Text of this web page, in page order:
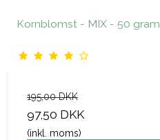
Kornblomst - MIX - 50 gram
195,00 DKK
97,50 DKK
(inkl. moms)